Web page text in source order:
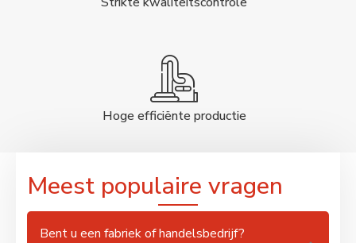
Hoge efficiënte productie
Meest populaire vragen
Bent u een fabriek of handelsbedrijf?